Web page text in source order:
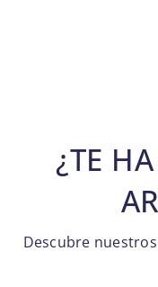
¿TE
Descubre